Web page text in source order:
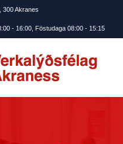
300 Akranes
- 16:00, Föstudaga 08:00 - 15:15